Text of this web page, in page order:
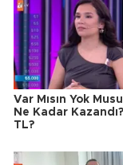
Var Mısın Yok
Ne Kadar
TL?